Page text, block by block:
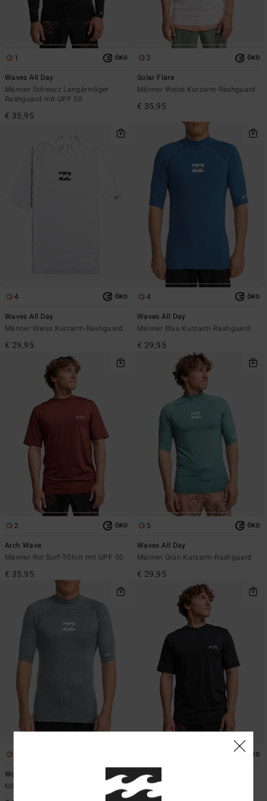
1 ÖKO
Waves All Day
Männer Schwarz Langärmliger
Rashguard mit UPF 50
€ 35,95
2 ÖKO
Solar Flare
Männer Weiss Kurzarm-Rashguard
€ 35,95
4 ÖKO
Waves All Day
Männer Weiss Kurzarm-Rashguard
€ 29,95
4 ÖKO
Waves All Day
Männer Blau Kurzarm-Rashguard
€ 29,95
2 ÖKO
Arch Wave
Männer Rot Surf-T-Shirt mit UPF 50
€ 35,95
5 ÖKO
Waves All Day
Männer Grün Kurzarm-Rashguard
€ 29,95
Waves All Day
Männer Grau Kurzarm-Rashguard
ÖKO
Arch Wave
Männer Schwarz Surf-T-Shirt mit
UPF 50